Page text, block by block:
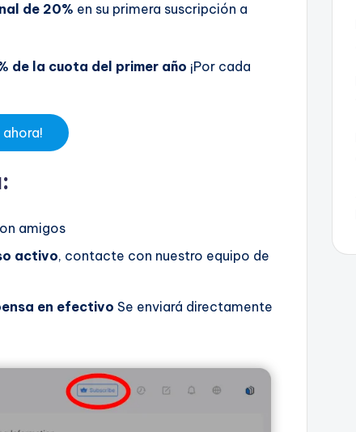
de 20% en su primera suscripción a
de la cuota del primer año ¡Por cada
ahora!
amigos
activo, contacte con nuestro equipo de
en efectivo Se enviará directamente